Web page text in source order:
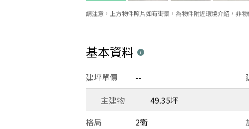
請注意，上方物件照片如有街景，為物件附近環境介紹，非物
基本資料
建坪單價 --
主建物
49.35坪
格局
2衛